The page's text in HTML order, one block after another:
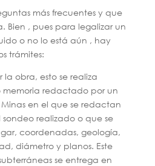
más frecuentes y que
Bien , pues para legalizar un
o no lo está aún , hay
trámites:
la obra, esto se realiza
redactado por un
en el que se redactan
realizado o que se
coordenadas, geología,
diámetro y planos. Este
se entrega en